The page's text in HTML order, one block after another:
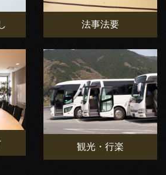
法事法要
観光・行楽